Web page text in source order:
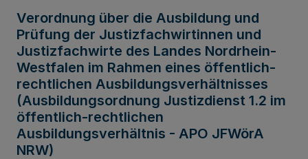
Verordnung über die Ausbildung und
Prüfung der Justizfachwirtinnen und
Justizfachwirte des Landes Nordrhein-
Westfalen im Rahmen eines öffentlich-
rechtlichen Ausbildungsverhältnisses
(Ausbildungsordnung Justizdienst 1.2 im
öffentlich-rechtlichen
Ausbildungsverhältnis - APO JFWörA
NRW)